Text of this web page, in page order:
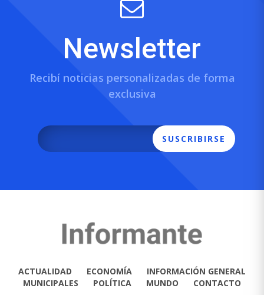
Newsletter
Recibí noticias personalizadas de forma
exclusiva
SUSCRIBIRSE
ACTUALIDAD ECONOMÍA
INFORMACIÓN GENERAL
MUNICIPALES
POLÍTICA MUNDO CONTACTO